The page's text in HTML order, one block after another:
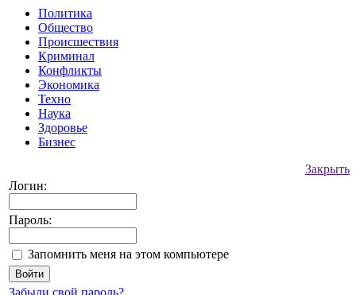
Политика
Общество
Происшествия
Криминал
Конфликты
Экономика
Техно
Наука
Здоровье
Бизнес
Закрыть
Логин:
Пароль:
Запомнить меня на этом компьютере
Забыли свой пароль?